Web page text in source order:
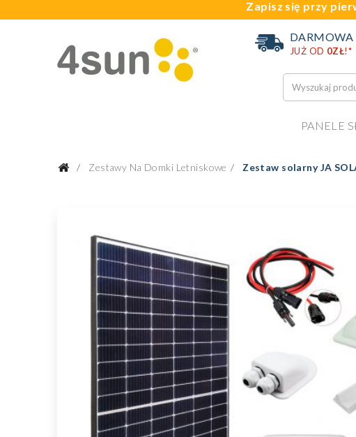
Zapisz się przy
DARMOWA
JUŻ OD 0ZŁ!*
PANELE
Zestawy Na Domki Letniskowe Zestaw solarny JA